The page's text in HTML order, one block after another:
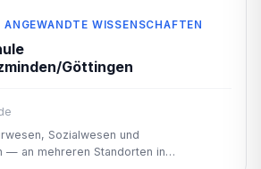
WISSENSCHAFTEN
Göttingen
Sozialwesen und
— an mehreren Standorten in